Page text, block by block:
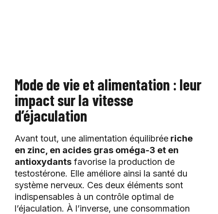
Mode de vie et alimentation : leur
impact sur la vitesse
d’éjaculation
Avant tout, une alimentation équilibrée riche
en zinc, en acides gras oméga-3 et en
antioxydants favorise la production de
testostérone. Elle améliore ainsi la santé du
système nerveux. Ces deux éléments sont
indispensables à un contrôle optimal de
l’éjaculation. À l’inverse, une consommation